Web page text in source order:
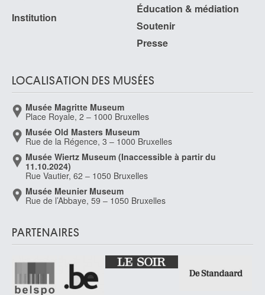
Waremme, Liège 1868 - Houx, Namur 1930
Evron, Mayenne (France) 1918 - ? 1995
Herstal 1939
Rodin Auguste
Paris (France) 1840 - Meudon, Hauts-de-Seine (France) 1917
Roelant André
Saint-Nicolas 1942
Roelofs Willem
Amsterdam (Pays-Bas) 1822 - Berchem-Anvers 1897
Ypres 1820 - Bruxelles 1898
Roghman Roeland
Amsterdam (Pays-Bas) 1627 - 1692
Rohonyi Charles
Budapest (Hongrie) 1906 - Waterloo 1998
Institution
Éducation & médiation
Soutenir
Presse
LOCALISATION DES MUSÉES
Musée Magritte Museum
Place Royale, 2 – 1000 Bruxelles
Musée Old Masters Museum
Rue de la Régence, 3 – 1000 Bruxelles
Musée Wiertz Museum (Inaccessible à partir du
11.10.2024)
Rue Vautier, 62 – 1050 Bruxelles
Musée Meunier Museum
Rue de l’Abbaye, 59 – 1050 Bruxelles
PARTENAIRES